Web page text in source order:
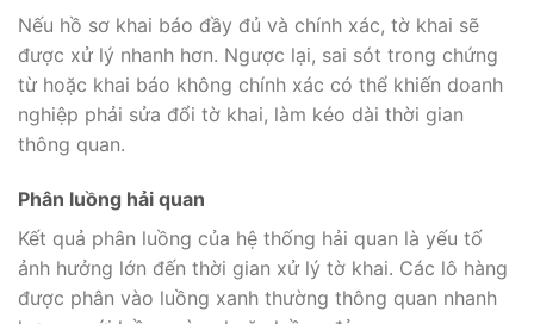
Nếu hồ sơ khai báo đầy đủ và chính xác, tờ khai sẽ
được xử lý nhanh hơn. Ngược lại, sai sót trong chứng
từ hoặc khai báo không chính xác có thể khiến doanh
nghiệp phải sửa đổi tờ khai, làm kéo dài thời gian
thông quan.
Phân luồng hải quan
Kết quả phân luồng của hệ thống hải quan là yếu tố
ảnh hưởng lớn đến thời gian xử lý tờ khai. Các lô hàng
được phân vào luồng xanh thường thông quan nhanh